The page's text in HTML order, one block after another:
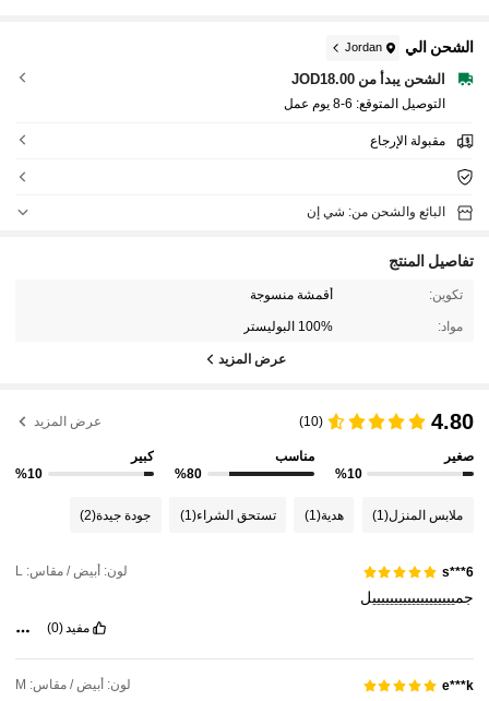
الشحن الي Jordan
الشحن يبدأ من JOD18.00
التوصيل المتوقع: 6-8 يوم عمل
مقبولة الإرجاع
البائع والشحن من: شي إن
تفاصيل المنتج
تكوين: أقمشة منسوجة
مواد: 100% البوليستر
عرض المزيد
4.80
(10) عرض المزيد
صغير
%10
مناسب
%80
كبير
%10
ملابس المنزل(1) هدية(1) تستحق الشراء(1) جودة جيدة(2)
s***6 لون: أبيض / مقاس: L
جميييييييييييييييييييل
مفيد(0)
e***k لون: أبيض / مقاس: M